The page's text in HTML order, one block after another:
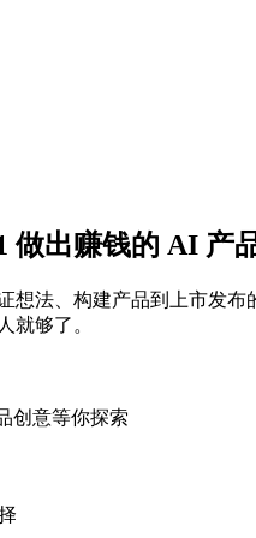
做出赚钱的 AI 产
想法、构建产品到上市发布
就够了。
创意等你探索